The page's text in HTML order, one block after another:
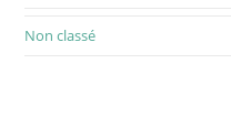
Non classé